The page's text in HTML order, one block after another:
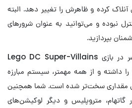
کرده و ظاهرش را تغییر دهد. البته
نبوده و می‌توانید به عنوان شرورهای
بپردازید.
هر کدام از ابرشرورهای حاضر در بازی Lego DC Super-Villains
داشته و از همه مهمتر، سیستم مبارزه
مقداری سخت‌تر شده است. شما همچنین
گاتهام، متروپلیس و دیگر لوکیشن‌های